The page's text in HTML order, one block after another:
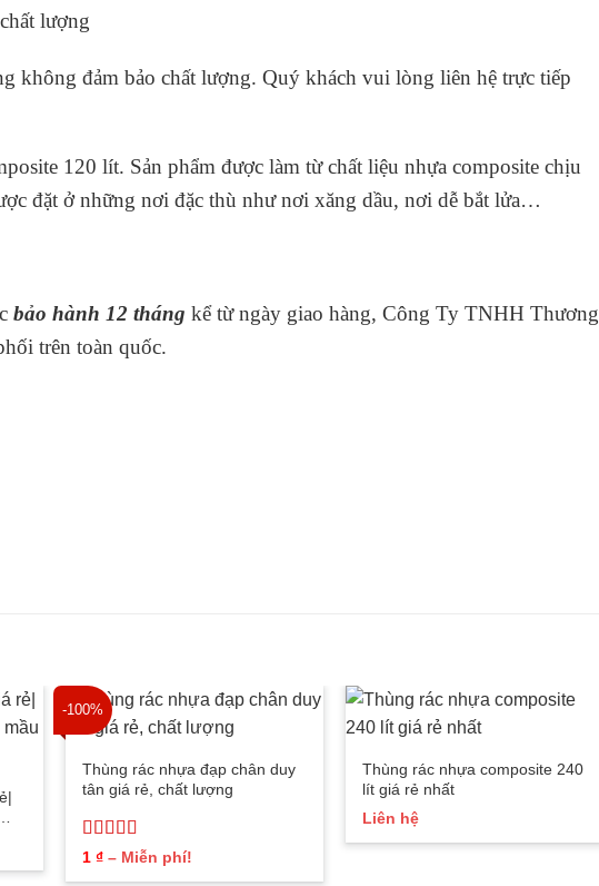
lượng
không đảm bảo chất lượng. Quý khách vui lòng liên hệ trực tiếp
120 lít. Sản phẩm được làm từ chất liệu nhựa composite chịu
đặt ở những nơi đặc thù như nơi xăng dầu, nơi dễ bắt lửa…
bảo hành 12 tháng kể từ ngày giao hàng, Công Ty TNHH Thương
trên toàn quốc.
-100%
Thùng rác nhựa đạp chân duy
tân giá rẻ, chất lượng
Được xếp
5 sao
1 ₫ –Miễn phí!Khoảng
Thùng rác nhựa composite 240
lít giá rẻ nhất
Liên hệ